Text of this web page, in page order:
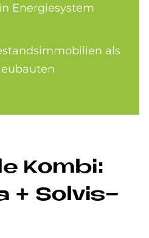
Energiesystem
als
Kom­bi:
+ Sol­vis­